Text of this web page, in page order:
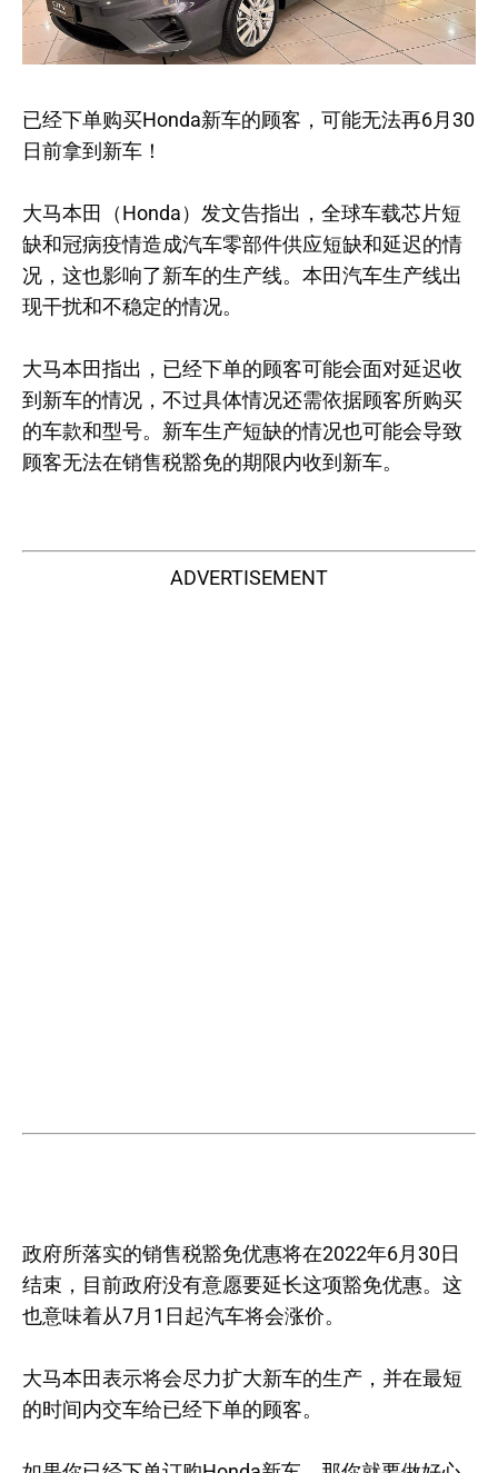
已经下单购买Honda新车的顾客，可能无法再6月30
日前拿到新车！
大马本田（Honda）发文告指出，全球车载芯片短
缺和冠病疫情造成汽车零部件供应短缺和延迟的情
况，这也影响了新车的生产线。本田汽车生产线出
现干扰和不稳定的情况。
大马本田指出，已经下单的顾客可能会面对延迟收
到新车的情况，不过具体情况还需依据顾客所购买
的车款和型号。新车生产短缺的情况也可能会导致
顾客无法在销售税豁免的期限内收到新车。
ADVERTISEMENT
政府所落实的销售税豁免优惠将在2022年6月30日
结束，目前政府没有意愿要延长这项豁免优惠。这
也意味着从7月1日起汽车将会涨价。
大马本田表示将会尽力扩大新车的生产，并在最短
的时间内交车给已经下单的顾客。